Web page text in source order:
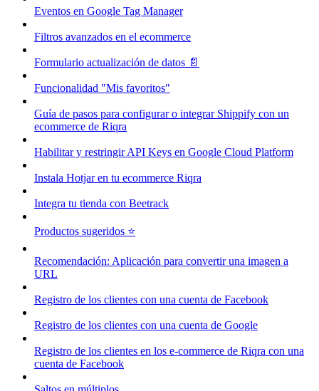
Eventos en Google Tag Manager
Filtros avanzados en el ecommerce
Formulario actualización de datos 📄
Funcionalidad "Mis favoritos"
Guía de pasos para configurar o integrar Shippify con un
ecommerce de Riqra
Habilitar y restringir API Keys en Google Cloud Platform
Instala Hotjar en tu ecommerce Riqra
Integra tu tienda con Beetrack
Productos sugeridos ⭐
Recomendación: Aplicación para convertir una imagen a
URL
Registro de los clientes con una cuenta de Facebook
Registro de los clientes con una cuenta de Google
Registro de los clientes en los e-commerce de Riqra con una
cuenta de Facebook